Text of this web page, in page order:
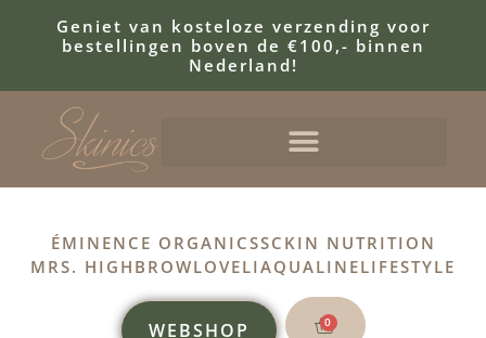
Geniet van kosteloze verzending voor
bestellingen boven de €100,- binnen
Nederland!
ÉMINENCE ORGANICSSCKIN NUTRITION
MRS. HIGHBROWLOVELIAQUALINELIFESTYLE
WEBSHOP 0